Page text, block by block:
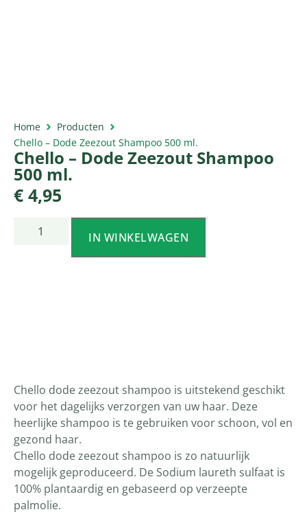
Home
Producten
Chello – Dode Zeezout Shampoo 500 ml.
Chello – Dode Zeezout Shampoo
500 ml.
€ 4,95
IN WINKELWAGEN
Chello dode zeezout shampoo is uitstekend geschikt
voor het dagelijks verzorgen van uw haar. Deze
heerlijke shampoo is te gebruiken voor schoon, vol en
gezond haar.
Chello dode zeezout shampoo is zo natuurlijk
mogelijk geproduceerd. De Sodium laureth sulfaat is
100% plantaardig en gebaseerd op verzeepte
palmolie.